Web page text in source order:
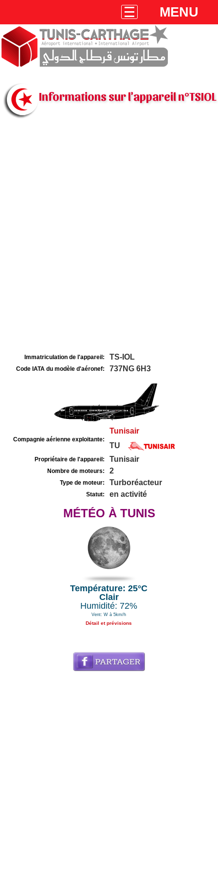
MENU
Informations sur l'appareil n°TSIOL
Immatriculation de l'appareil: TS-IOL
Code IATA du modèle d'aéronef: 737NG 6H3
Compagnie aérienne exploitante:
Tunisair
TU
Propriétaire de l'appareil: Tunisair
Nombre de moteurs: 2
Type de moteur: Turboréacteur
Statut: en activité
MÉTÉO À TUNIS
Température: 25°C
Clair
Humidité: 72%
Vent: W à 5km/h
Détail et prévisions